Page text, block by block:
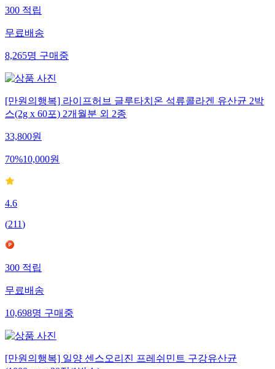
300적립
무료배송
8,265명구매중
[만원의행복] 라이프허브 글루타치온 석류콜라겐 유산균 2박
스(2g x 60포) 2개월분 외 2종
33,800원
70%10,000원
4.6
(211)
300적립
무료배송
10,698명구매중
[만원의행복] 일양 센스오리진 프레쉬민트 구강유산균